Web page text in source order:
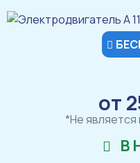
от
*Не
В